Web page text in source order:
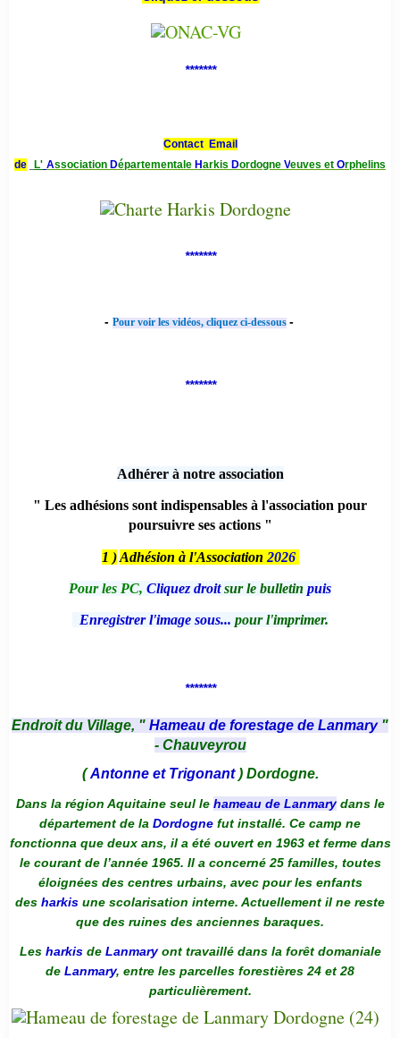
*******
Contact Email
de
L' Association Départementale Harkis Dordogne Veuves et Orphelins
*******
- Pour voir les vidéos, cliquez ci-dessous -
*******
Adhérer à notre association
" Les adhésions sont indispensables à l'association pour
poursuivre ses actions "
1 ) Adhésion à l'Association 2026
Pour les PC, Cliquez droitsur le bulletin puis
Enregistrer l'image sous... pour l'imprimer.
*******
Endroit du Village, " Hameau de forestage de Lanmary "
- Chauveyrou
(Antonne et Trigonant) Dordogne.
Dans la région Aquitaine seul le hameau de Lanmarydans le
département de la Dordogne fut installé. Ce camp ne
fonctionna que deux ans, il a été ouvert en 1963 et ferme dans
le courant de l’année 1965. Il a concerné 25 familles, toutes
éloignées des centres urbains, avec pour les enfants
des harkis une scolarisation interne. Actuellement il ne reste
que des ruines des anciennes baraques.
Les harkis de Lanmaryont travaillé dans la forêt domaniale
de Lanmary, entre les parcelles forestières 24 et 28
particulièrement.